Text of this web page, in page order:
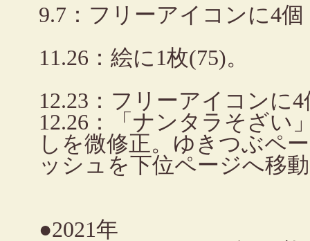
9.7：フリーアイコンに4
11.26：絵に1枚(75)。
12.23：フリーアイコンに
12.26：「ナンタラそざい
しを微修正。ゆきつぶペ
ッシュを下位ページへ移
●2021年